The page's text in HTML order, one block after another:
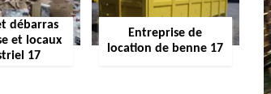
débarras
et locaux
17
Entreprise de
location de benne 17